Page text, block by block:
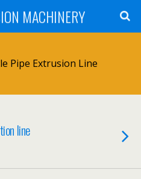
MACHINERY
Pipe Extrusion Line
line